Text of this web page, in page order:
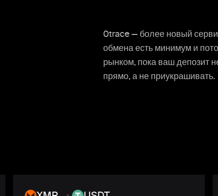
0trace — более новый
обмена есть минимум и
рынком, пока ваш депозит
прямо, а не приукрашивать.